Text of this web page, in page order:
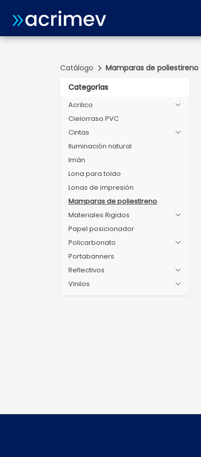
Catálogo
Mamparas de poliestireno
Categorías
Acrilico
Cielorraso PVC
Cintas
Iluminación natural
Imán
Lona para toldo
Lonas de impresión
Mamparas de poliestireno
Materiales Rigidos
Papel posicionador
Policarbonato
Portabanners
Reflectivos
Vinilos